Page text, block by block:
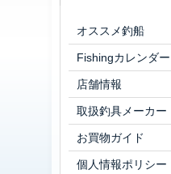
オススメ釣船
Fishingカレンダー
店舗情報
取扱釣具メーカー
お買物ガイド
個人情報ポリシー